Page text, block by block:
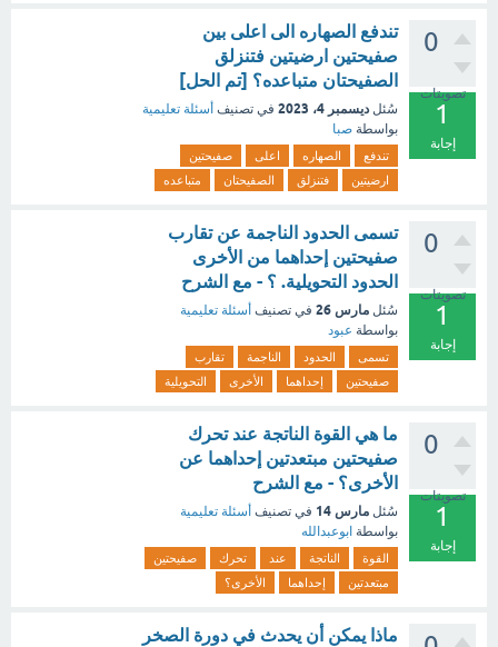
0
تصويتات
1
إجابة
تندفع الصهاره الى اعلى بين
صفيحتين ارضيتين فتنزلق
الصفيحتان متباعده؟ [تم الحل]
سُئل ديسمبر 4، 2023 في تصنيف أسئلة تعليمية
بواسطة صبا
تندفع الصهاره اعلى
صفيحتين
ارضيتين
فتنزلق الصفيحتان متباعده
0
تصويتات
1
إجابة
تسمى الحدود الناجمة عن تقارب
صفيحتين إحداهما من الأخرى
الحدود التحويلية. ؟ - مع الشرح
سُئل مارس 26 في تصنيف أسئلة تعليمية
بواسطة عبود
تسمى الحدود الناجمة
تقارب
صفيحتين
إحداهما الأخرى التحويلية
0
تصويتات
1
إجابة
ما هي القوة الناتجة عند تحرك
صفيحتين مبتعدتين إحداهما عن
الأخرى؟ - مع الشرح
سُئل مارس 14 في تصنيف أسئلة تعليمية
بواسطة ابوعبدالله
القوة الناتجة عند تحرك
صفيحتين
مبتعدتين
إحداهما الأخرى؟
ماذا يمكن أن يحدث في دورة الصخر